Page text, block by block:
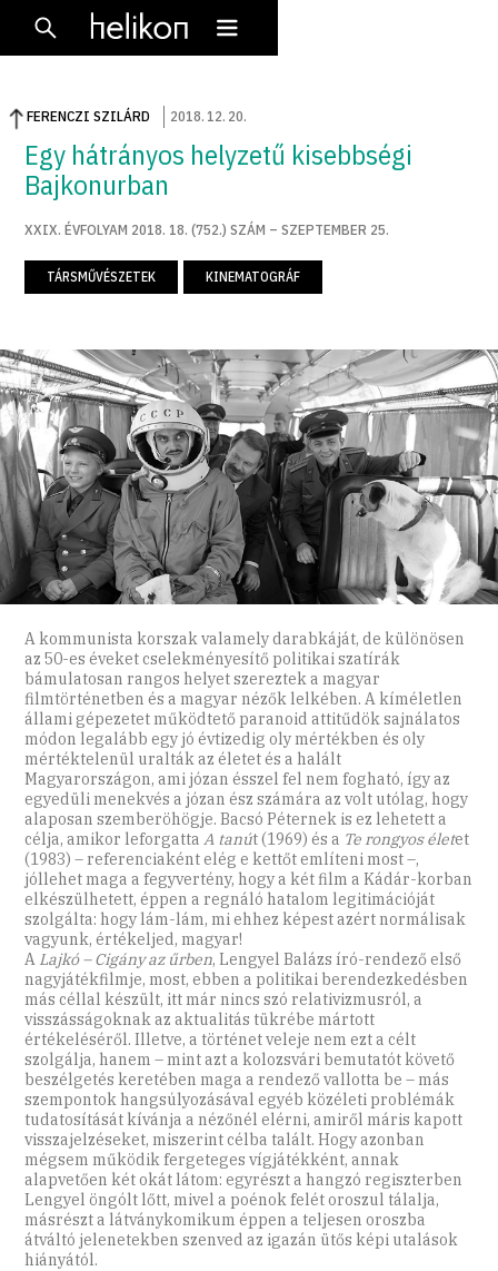
FERENCZI SZILÁRD 2018. 12. 20.
Egy hátrányos helyzetű kisebbségi
Bajkonurban
XXIX. ÉVFOLYAM 2018. 18. (752.) SZÁM – SZEPTEMBER 25.
TÁRSMŰVÉSZETEK KINEMATOGRÁF
A kommunista korszak valamely darabkáját, de különösen
az 50-es éveket cselekményesítő politikai szatírák
bámulatosan rangos helyet szereztek a magyar
filmtörténetben és a magyar nézők lelkében. A kíméletlen
állami gépezetet működtető paranoid attitűdök sajnálatos
módon legalább egy jó évtizedig oly mértékben és oly
mértéktelenül uralták az életet és a halált
Magyarországon, ami józan ésszel fel nem fogható, így az
egyedüli menekvés a józan ész számára az volt utólag, hogy
alaposan szemberöhögje. Bacsó Péternek is ez lehetett a
célja, amikor leforgattaA tanút (1969) és a Te rongyos életet
(1983) – referenciaként elég e kettőt említeni most –,
jóllehet maga a fegyvertény, hogy a két film a Kádár-korban
elkészülhetett, éppen a regnáló hatalom legitimációját
szolgálta: hogy lám-lám, mi ehhez képest azért normálisak
vagyunk, értékeljed, magyar!
A Lajkó – Cigány az űrben, Lengyel Balázs író-rendező első
nagyjátékfilmje, most, ebben a politikai berendezkedésben
más céllal készült, itt már nincs szó relativizmusról, a
visszásságoknak az aktualitás tükrébe mártott
értékeléséről. Illetve, a történet veleje nem ezt a célt
szolgálja, hanem – mint azt a kolozsvári bemutatót követő
beszélgetés keretében maga a rendező vallotta be – más
szempontok hangsúlyozásával egyéb közéleti problémák
tudatosítását kívánja a nézőnél elérni, amiről máris kapott
visszajelzéseket, miszerint célba talált. Hogy azonban
mégsem működik fergeteges vígjátékként, annak
alapvetően két okát látom: egyrészt a hangzó regiszterben
Lengyel öngólt lőtt, mivel a poénok felét oroszul tálalja,
másrészt a látványkomikum éppen a teljesen oroszba
átváltó jelenetekben szenved az igazán ütős képi utalások
hiányától.